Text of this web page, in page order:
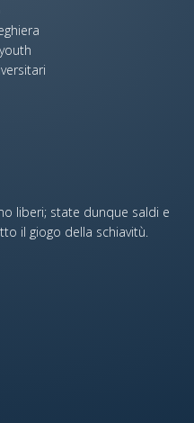
liberi; state dunque saldi e
il giogo della schiavitù.